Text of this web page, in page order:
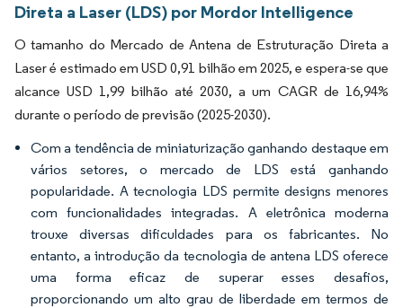
Direta a Laser (LDS) por Mordor Intelligence
O tamanho do Mercado de Antena de Estruturação Direta a
Laser é estimado em USD 0,91 bilhão em 2025, e espera-se que
alcance USD 1,99 bilhão até 2030, a um CAGR de 16,94%
durante o período de previsão (2025-2030).
Com a tendência de miniaturização ganhando destaque em
vários setores, o mercado de LDS está ganhando
popularidade. A tecnologia LDS permite designs menores
com funcionalidades integradas. A eletrônica moderna
trouxe diversas dificuldades para os fabricantes. No
entanto, a introdução da tecnologia de antena LDS oferece
uma forma eficaz de superar esses desafios,
proporcionando um alto grau de liberdade em termos de